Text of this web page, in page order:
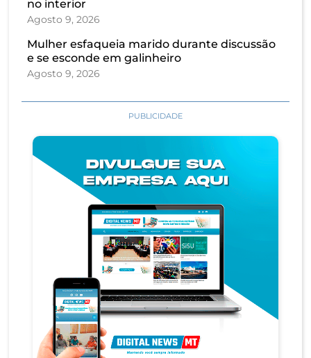
no interior
Agosto 9, 2026
Mulher esfaqueia marido durante discussão
e se esconde em galinheiro
Agosto 9, 2026
PUBLICIDADE